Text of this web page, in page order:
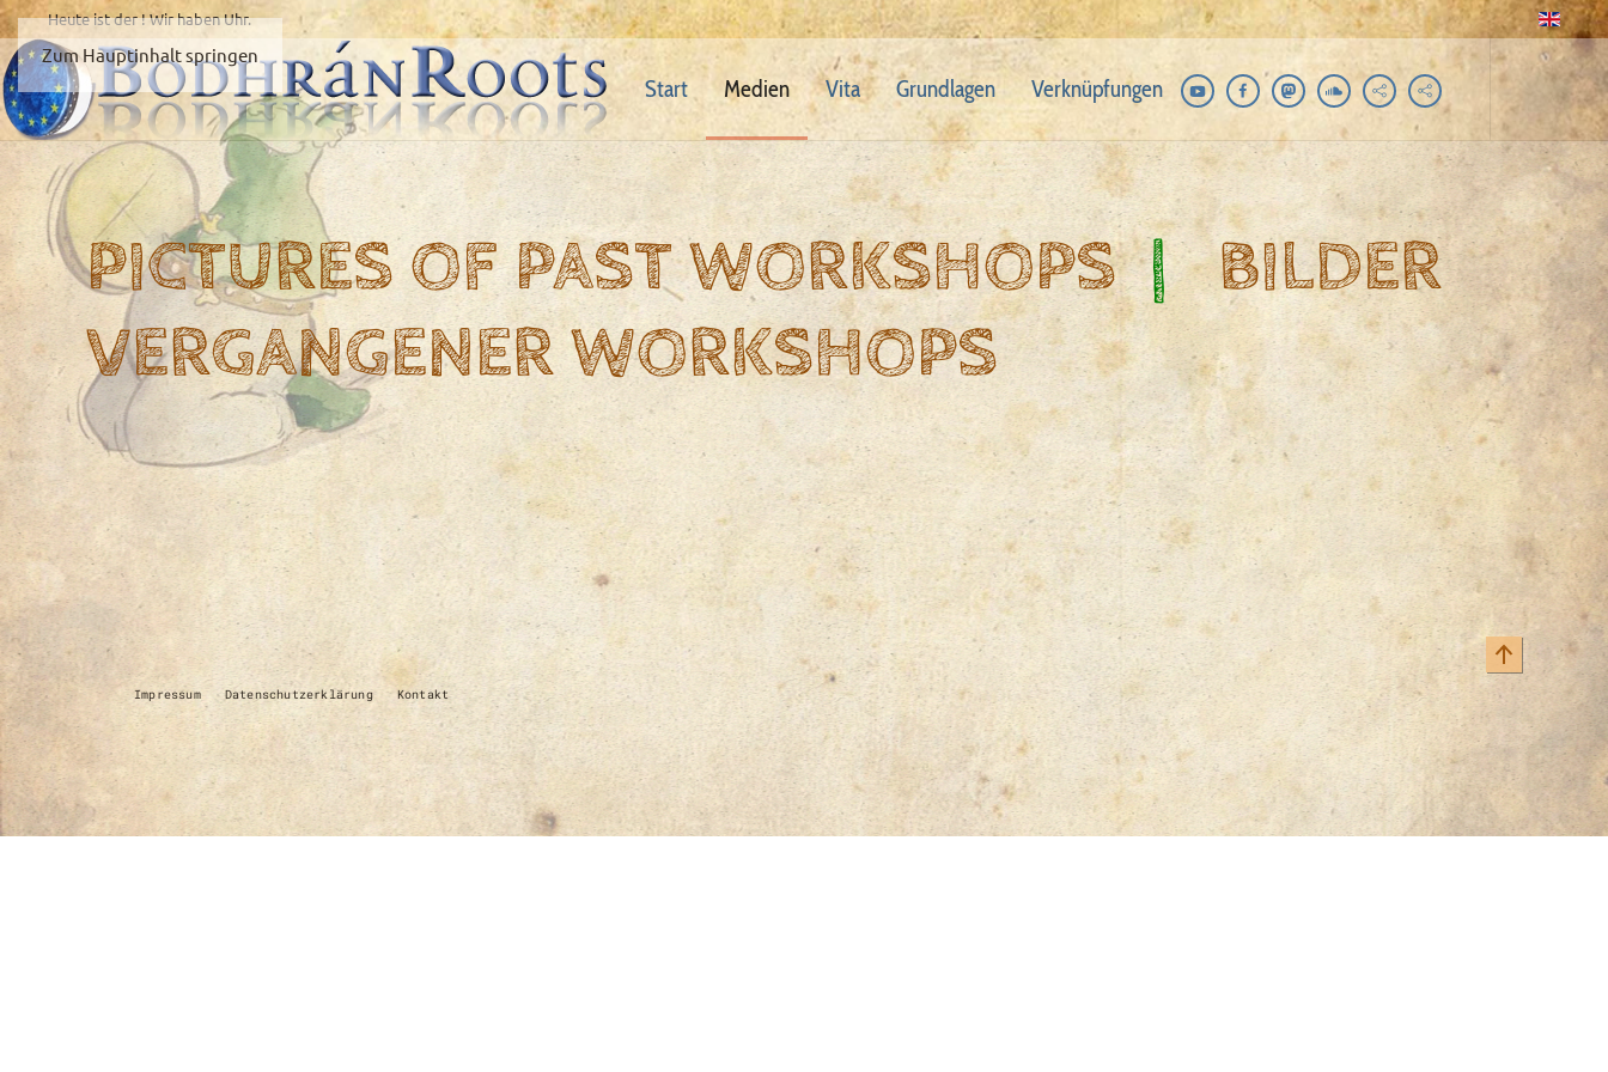
Zum Hauptinhalt springen
Heute ist der! Wir habenUhr.
Start Medien Vita Grundlagen Verknüpfungen
PICTURES OF PAST WORKSHOPS|BILDER
VERGANGENER WORKSHOPS
Impressum Datenschutzerklärung Kontakt